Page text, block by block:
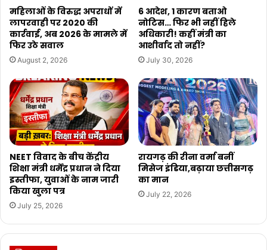
महिलाओं के विरुद्ध अपराधों में
लापरवाही पर 2020 की
कार्रवाई, अब 2026 के मामले में
फिर उठे सवाल
August 2, 2026
6 आदेश, 1 कारण बताओ
नोटिस… फिर भी नहीं हिले
अधिकारी! कहीं मंत्री का
आशीर्वाद तो नहीं?
July 30, 2026
NEET विवाद के बीच केंद्रीय
शिक्षा मंत्री धर्मेंद्र प्रधान ने दिया
इस्तीफा, युवाओं के नाम जारी
किया खुला पत्र
July 25, 2026
रायगढ़ की रीना वर्मा बनीं
मिसेज इंडिया,बढ़ाया छत्तीसगढ़
का मान
July 22, 2026